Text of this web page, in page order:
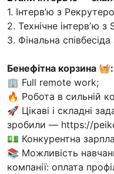
1. Інтерв’ю з
2. Технічне інтервʼю
3. Фінальна
Бенефiтна корзина 🧺:
🏢 Full remote work;
🔥 Робота в сильній
🚀 Цікаві і складні
зробили — https://
💵 Конкурентна
📚 Можливість
компанії: оплата